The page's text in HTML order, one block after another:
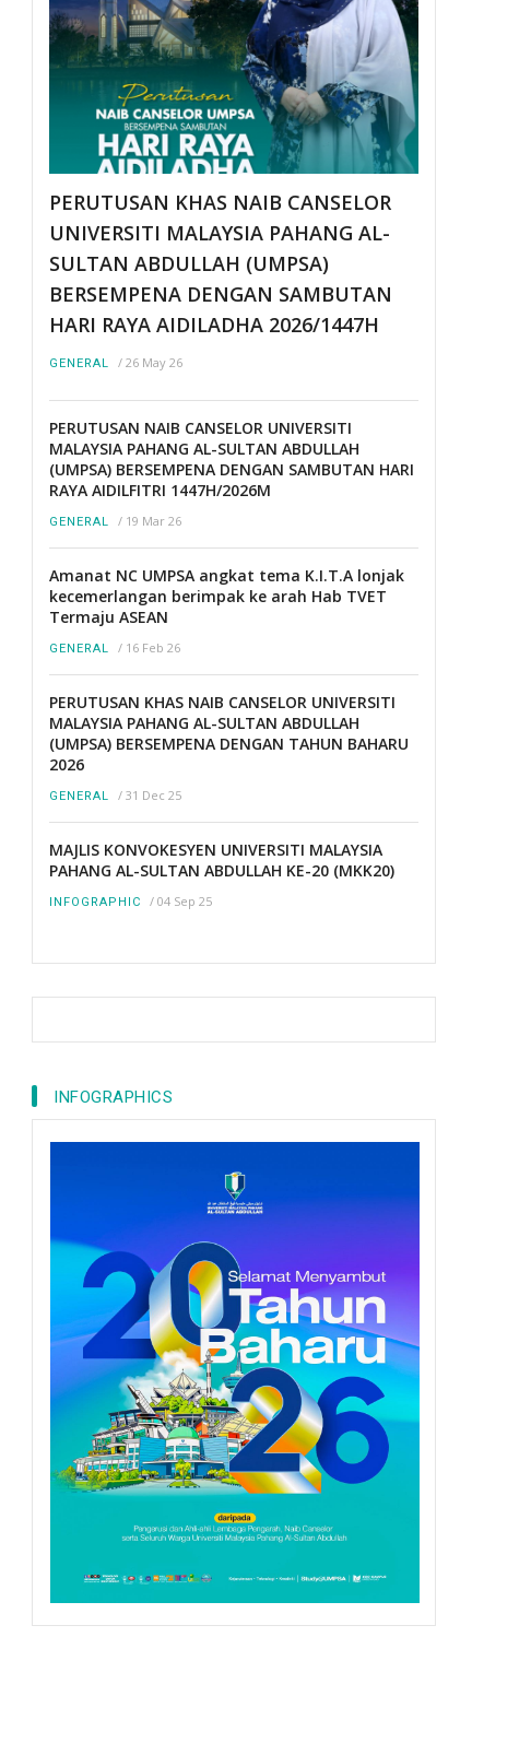
PERUTUSAN KHAS NAIB CANSELOR
UNIVERSITI MALAYSIA PAHANG AL-
SULTAN ABDULLAH (UMPSA)
BERSEMPENA DENGAN SAMBUTAN
HARI RAYA AIDILADHA 2026/1447H
GENERAL / 26 May 26
PERUTUSAN NAIB CANSELOR UNIVERSITI
MALAYSIA PAHANG AL-SULTAN ABDULLAH
(UMPSA) BERSEMPENA DENGAN SAMBUTAN HARI
RAYA AIDILFITRI 1447H/2026M
GENERAL / 19 Mar 26
Amanat NC UMPSA angkat tema K.I.T.A lonjak
kecemerlangan berimpak ke arah Hab TVET
Termaju ASEAN
GENERAL / 16 Feb 26
PERUTUSAN KHAS NAIB CANSELOR UNIVERSITI
MALAYSIA PAHANG AL-SULTAN ABDULLAH
(UMPSA) BERSEMPENA DENGAN TAHUN BAHARU
2026
GENERAL / 31 Dec 25
MAJLIS KONVOKESYEN UNIVERSITI MALAYSIA
PAHANG AL-SULTAN ABDULLAH KE-20 (MKK20)
INFOGRAPHIC / 04 Sep 25
INFOGRAPHICS